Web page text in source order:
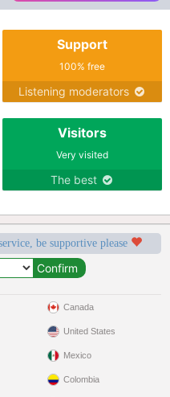
Support
100% free
Listening moderators
Visitors
Very visited
The best
be supportive please
Canada
United States
Mexico
Colombia